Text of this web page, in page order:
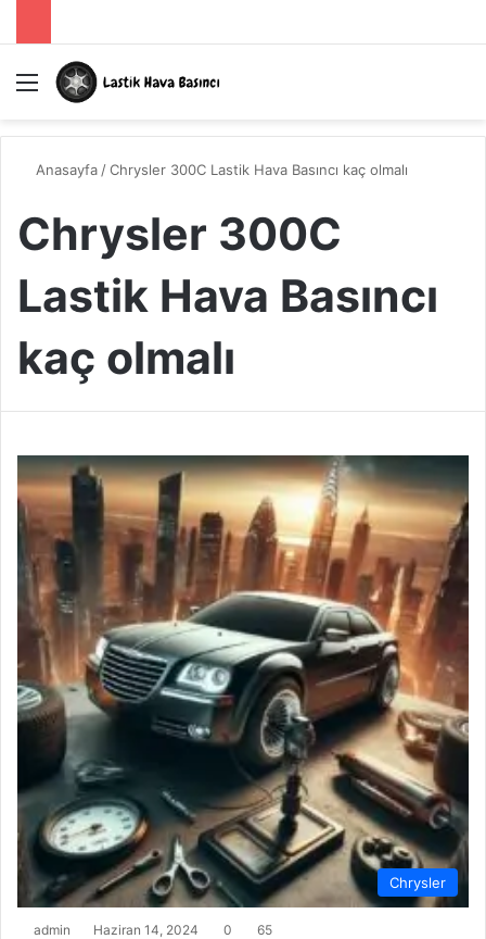
Menü
Anasayfa /Chrysler 300C Lastik Hava Basıncı kaç olmalı
Chrysler 300C
Lastik Hava Basıncı
kaç olmalı
Chrysler
admin Haziran 14, 2024 0 65